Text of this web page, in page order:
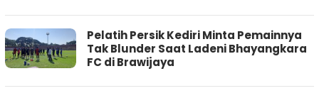
Pelatih Persik Kediri Minta Pemainnya
Tak Blunder Saat Ladeni Bhayangkara
FC di Brawijaya